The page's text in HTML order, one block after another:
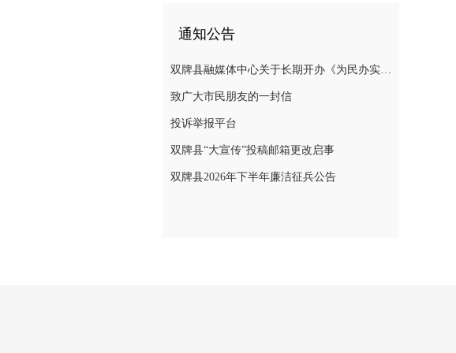
通知公告
双牌县融媒体中心关于长期开办《为民办实事》专栏的公告
致广大市民朋友的一封信
投诉举报平台
双牌县“大宣传”投稿邮箱更改启事
双牌县2026年下半年廉洁征兵公告